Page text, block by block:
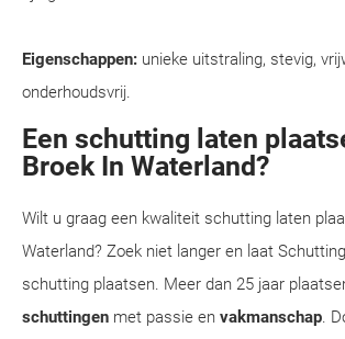
Eigenschappen: unieke uitstraling, stevig,
onderhoudsvrij.
Een schutting laten
Broek In Waterland?
Wilt u graag een kwaliteit schutting laten
Waterland? Zoek niet langer en laat
schutting plaatsen. Meer dan 25 jaar
schuttingen met passie en vakmanschap.